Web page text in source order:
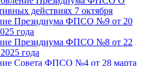
действиях 7 октября
Президиума ФПСО №9 от 20
года
Президиума ФПСО №8 от 22
года
Совета ФПСО №4 от 28 марта